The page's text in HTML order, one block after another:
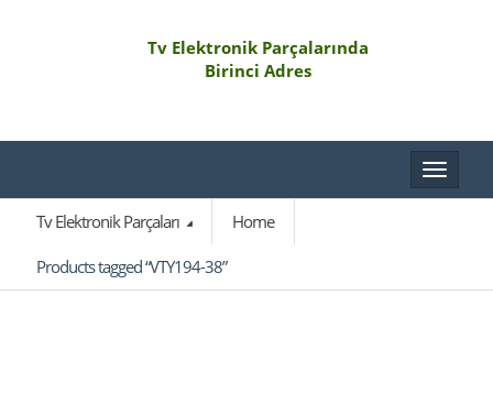
Tv Elektronik Parçalarında
Birinci Adres
Toggle
Tv Elektronik Parçaları
Home
Products tagged “VTY194-38”